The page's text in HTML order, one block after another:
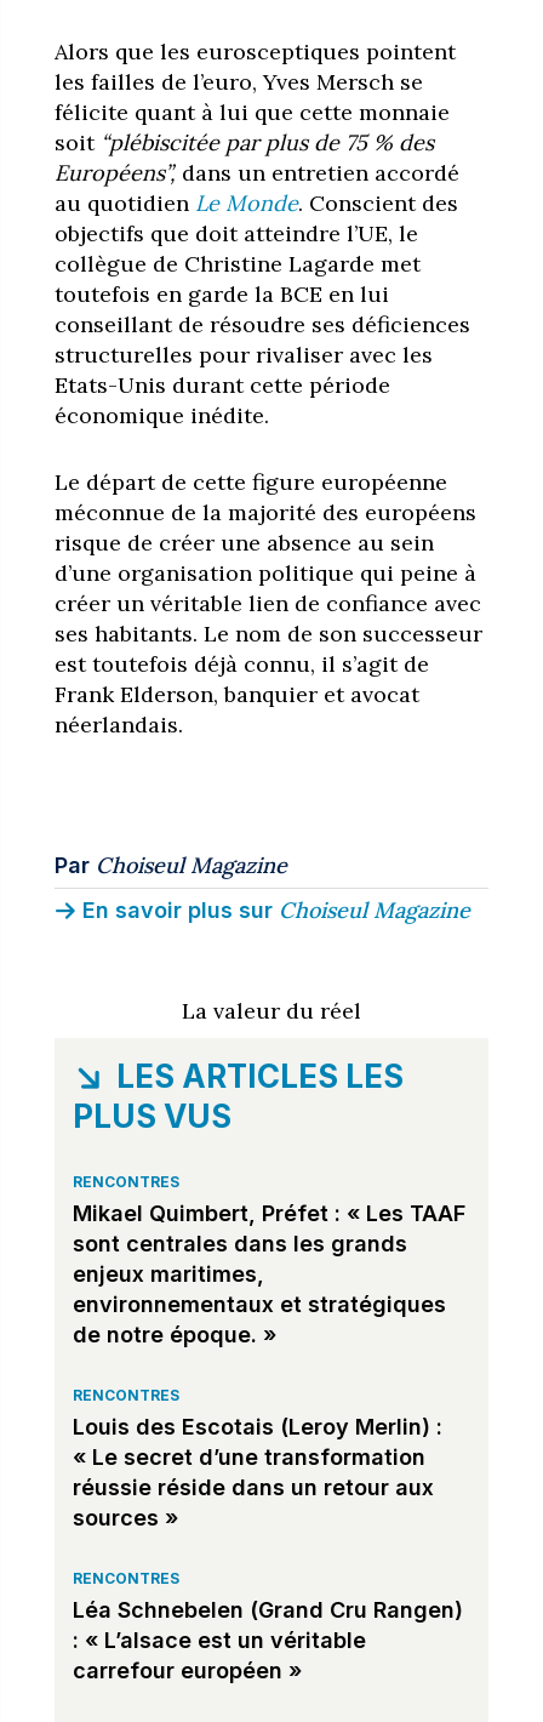
Alors que les eurosceptiques pointent
les failles de l’euro, Yves Mersch se
félicite quant à lui que cette monnaie
soit “plébiscitée par plus de 75 % des
Européens”, dans un entretien accordé
au quotidien Le Monde. Conscient des
objectifs que doit atteindre l’UE, le
collègue de Christine Lagarde met
toutefois en garde la BCE en lui
conseillant de résoudre ses déficiences
structurelles pour rivaliser avec les
Etats-Unis durant cette période
économique inédite.
Le départ de cette figure européenne
méconnue de la majorité des européens
risque de créer une absence au sein
d’une organisation politique qui peine à
créer un véritable lien de confiance avec
ses habitants. Le nom de son successeur
est toutefois déjà connu, il s’agit de
Frank Elderson, banquier et avocat
néerlandais.
Par Choiseul Magazine
En savoir plus sur Choiseul Magazine
La valeur du réel
LES ARTICLES LES
PLUS VUS
RENCONTRES
Mikael Quimbert, Préfet : « Les TAAF
sont centrales dans les grands
enjeux maritimes,
environnementaux et stratégiques
de notre époque. »
RENCONTRES
Louis des Escotais (Leroy Merlin) :
« Le secret d’une transformation
réussie réside dans un retour aux
sources »
RENCONTRES
Léa Schnebelen (Grand Cru Rangen)
: « L’alsace est un véritable
carrefour européen »